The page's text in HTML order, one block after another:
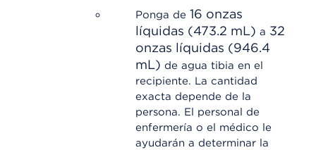
Ponga de 16 onzas
líquidas (473.2 mL) a 32
onzas líquidas (946.4
mL) de agua tibia en el
recipiente. La cantidad
exacta depende de la
persona. El personal de
enfermería o el médico le
ayudarán a determinar la